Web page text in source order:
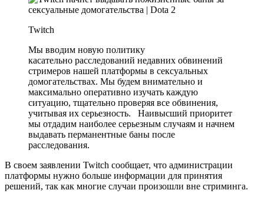
Twitch
Мы вводим новую политику
касательно расследований недавних обвинений
стримеров нашей платформы в сексуальных
домогательствах. Мы будем внимательно и
максимально оперативно изучать каждую
ситуацию, тщательно проверяя все обвинения,
учитывая их серьезность. Наивысший приоритет
мы отдадим наиболее серьезным случаям и начнем
выдавать перманентные баны после
расследования.
В своем заявлении Twitch сообщает, что администрации
платформы нужно больше информации для принятия
решений, так как многие случаи произошли вне стриминга.